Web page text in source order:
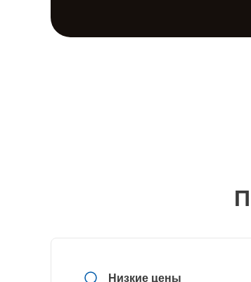
Низкие цены